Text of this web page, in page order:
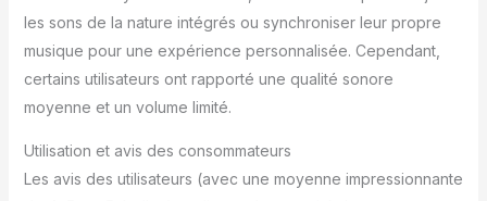
télécommande】 La
télécommande incluse
compte toutes les
fonctionnalités dont vous
avez besoin et vous en
l’appareil à distance.
Plusieurs boutons sont
les sons de la nature intégrés ou synchroniser leur propre
musique pour une expérience personnalisée. Cependant,
certains utilisateurs ont rapporté une qualité sonore
moyenne et un volume limité.
Utilisation et avis des consommateurs
Les avis des utilisateurs (avec une moyenne impressionnante